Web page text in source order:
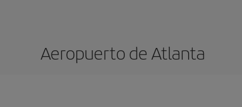
Aeropuerto de Atlanta